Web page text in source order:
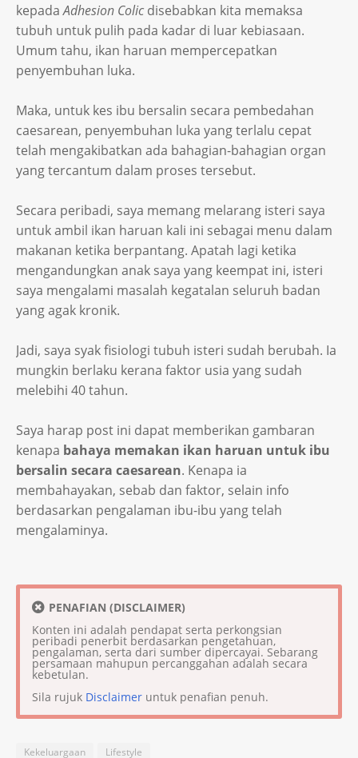
kepadaAdhesion Colic disebabkan kita memaksa
tubuh untuk pulih pada kadar di luar kebiasaan.
Umum tahu, ikan haruan mempercepatkan
penyembuhan luka.
Maka, untuk kes ibu bersalin secara pembedahan
caesarean, penyembuhan luka yang terlalu cepat
telah mengakibatkan ada bahagian-bahagian organ
yang tercantum dalam proses tersebut.
Secara peribadi, saya memang melarang isteri saya
untuk ambil ikan haruan kali ini sebagai menu dalam
makanan ketika berpantang. Apatah lagi ketika
mengandungkan anak saya yang keempat ini, isteri
saya mengalami masalah kegatalan seluruh badan
yang agak kronik.
Jadi, saya syak fisiologi tubuh isteri sudah berubah. Ia
mungkin berlaku kerana faktor usia yang sudah
melebihi 40 tahun.
Saya harap post ini dapat memberikan gambaran
kenapa bahaya memakan ikan haruan untuk ibu
bersalin secara caesarean. Kenapa ia
membahayakan, sebab dan faktor, selain info
berdasarkan pengalaman ibu-ibu yang telah
mengalaminya.
PENAFIAN (DISCLAIMER)
Konten ini adalah pendapat serta perkongsian
peribadi penerbit berdasarkan pengetahuan,
pengalaman, serta dari sumber dipercayai. Sebarang
persamaan mahupun percanggahan adalah secara
kebetulan.
Sila rujuk Disclaimer untuk penafian penuh.
Kekeluargaan Lifestyle